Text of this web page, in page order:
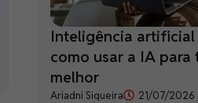
Inteligência
como usar a IA para
melhor
Ariadni Siqueira 21/07/2026